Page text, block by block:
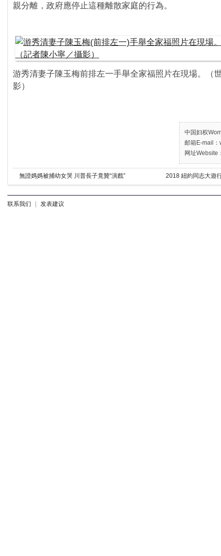
親分離，政府應停止這種離散家庭的行為。
游秀清妻子陳玉梅前排左一手舉全家福照片在現場。（
影）
中国妇权
邮箱E-mail
网址Website
無證媽媽被捕幼女哭 川普長子竟贊“演戲” 2018 紐約同志大遊
联系我们 | 发表建议